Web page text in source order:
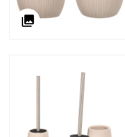
collections